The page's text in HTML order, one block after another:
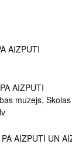
AIZPUTI
AIZPUTI
muzejs,
AIZPUTI UN